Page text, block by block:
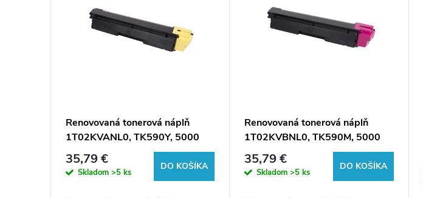
Renovovaná tonerová náplň
1T02KVANL0, TK590Y, 5000
listov pre tlačiarne Kyocera Mita
35,79 €
Skladom >5 ks
DO KOŠÍKA
Renovovaná tonerová náplň
1T02KVBNL0, TK590M, 5000
listov pre tlačiarne Kyocera Mita
35,79 €
Skladom>5 ks
DO KOŠÍKA